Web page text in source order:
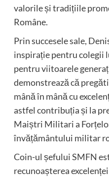
valorile și tradițiile
Române.
Prin succesele sale,
inspirație pentru colegii
pentru viitoarele
demonstrează că
mână în mână cu
astfel contribuția și la
Maiștri Militari a
învățământului militar
Coin-ul șefului SMFN
recunoașterea